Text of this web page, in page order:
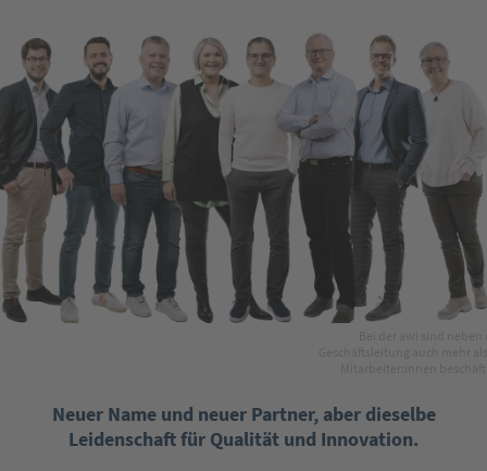
Suche
Über uns
Kontakt
Neuer Name und neuer Partner, aber dieselbe
Leidenschaft für Qualität und Innovation.